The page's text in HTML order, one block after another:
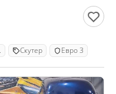
Скутер Евро 3